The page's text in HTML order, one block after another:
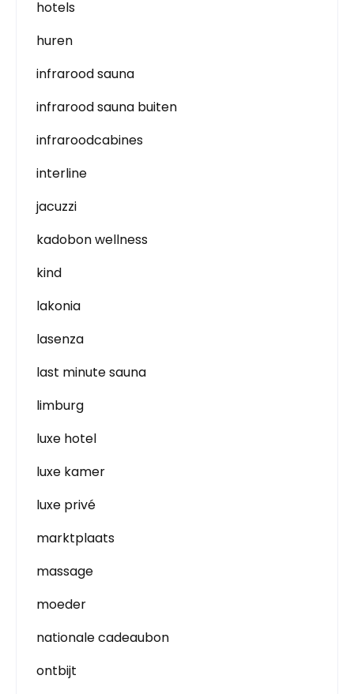
hotels
huren
infrarood sauna
infrarood sauna buiten
infraroodcabines
interline
jacuzzi
kadobon wellness
kind
lakonia
lasenza
last minute sauna
limburg
luxe hotel
luxe kamer
luxe privé
marktplaats
massage
moeder
nationale cadeaubon
ontbijt